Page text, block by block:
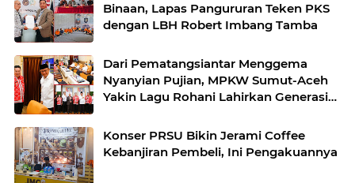
Binaan, Lapas Pangururan Teken PKS
dengan LBH Robert Imbang Tamba
Dari Pematangsiantar Menggema
Nyanyian Pujian, MPKW Sumut-Aceh
Yakin Lagu Rohani Lahirkan Generasi
Konser PRSU Bikin Jerami Coffee
Kebanjiran Pembeli, Ini Pengakuannya